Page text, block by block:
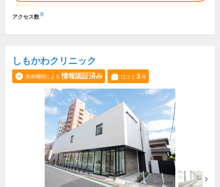
アクセス数※
しもかわクリニック
医療機関による 情報認証済み 口コミ 3件